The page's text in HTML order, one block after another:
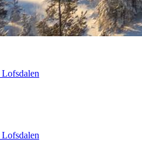
Lofsdalen
Lofsdalen